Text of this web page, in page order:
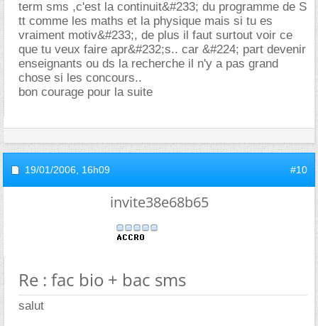
term sms ,c'est la continuit&#233; du programme de S
tt comme les maths et la physique mais si tu es
vraiment motiv&#233;, de plus il faut surtout voir ce
que tu veux faire apr&#232;s.. car &#224; part devenir
enseignants ou ds la recherche il n'y a pas grand
chose si les concours..
bon courage pour la suite
19/01/2006, 16h09 #10
invite38e68b65
Re : fac bio + bac sms
salut